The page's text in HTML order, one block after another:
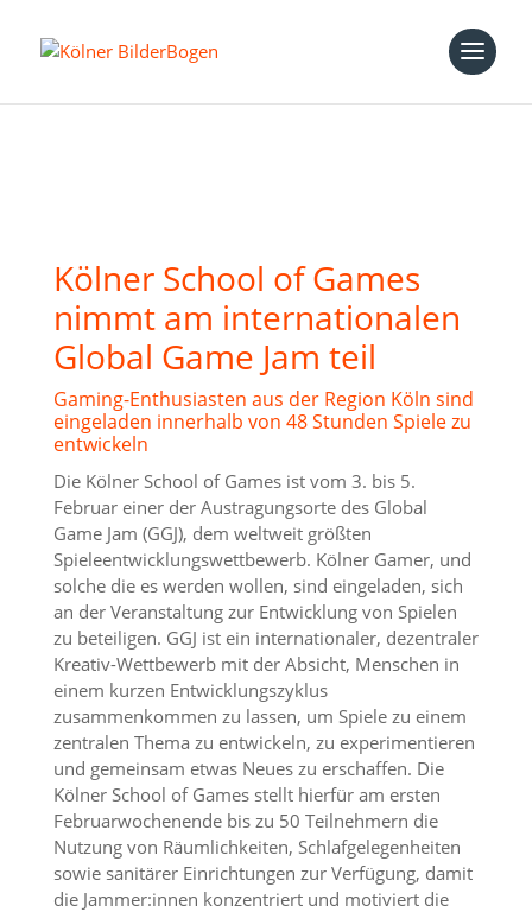
Kölner School of Games
nimmt am internationalen
Global Game Jam teil
Gaming-Enthusiasten aus der Region Köln sind
eingeladen innerhalb von 48 Stunden Spiele zu
entwickeln
Die Kölner School of Games ist vom 3. bis 5.
Februar einer der Austragungsorte des Global
Game Jam (GGJ), dem weltweit größten
Spieleentwicklungswettbewerb. Kölner Gamer, und
solche die es werden wollen, sind eingeladen, sich
an der Veranstaltung zur Entwicklung von Spielen
zu beteiligen. GGJ ist ein internationaler, dezentraler
Kreativ-Wettbewerb mit der Absicht, Menschen in
einem kurzen Entwicklungszyklus
zusammenkommen zu lassen, um Spiele zu einem
zentralen Thema zu entwickeln, zu experimentieren
und gemeinsam etwas Neues zu erschaffen. Die
Kölner School of Games stellt hierfür am ersten
Februarwochenende bis zu 50 Teilnehmern die
Nutzung von Räumlichkeiten, Schlafgelegenheiten
sowie sanitärer Einrichtungen zur Verfügung, damit
die Jammer:innen konzentriert und motiviert die